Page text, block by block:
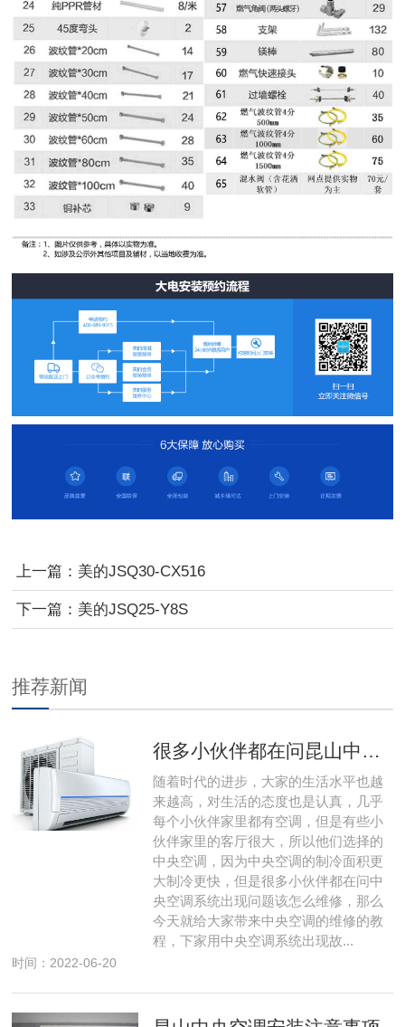
上一篇： 美的JSQ30-CX516
下一篇： 美的JSQ25-Y8S
推荐新闻
随着时代的进步，大家的生活水平也越
来越高，对生活的态度也是认真，几乎
每个小伙伴家里都有空调，但是有些小
伙伴家里的客厅很大，所以他们选择的
中央空调，因为中央空调的制冷面积更
大制冷更快，但是很多小伙伴都在问中
央空调系统出现问题该怎么维修，那么
今天就给大家带来中央空调的维修的教
程，下家用中央空调系统出现故...
时间：2022-06-20